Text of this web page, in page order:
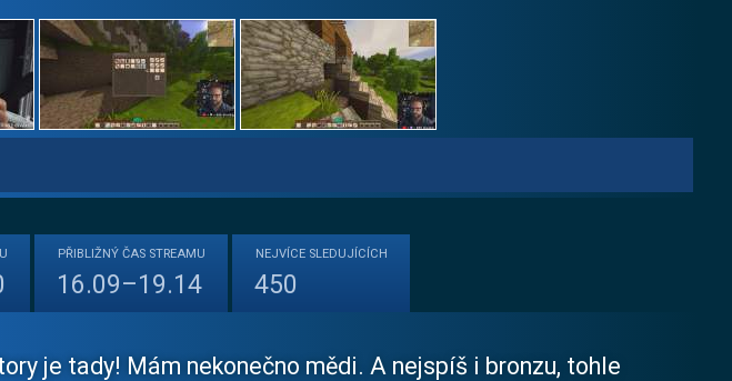
PŘIBLIŽNÝ ČAS STREAMU
16.09–19.14
NEJVÍCE SLEDUJÍCÍCH
450
je tady! Mám nekonečno mědi. A nejspíš i bronzu, tohle